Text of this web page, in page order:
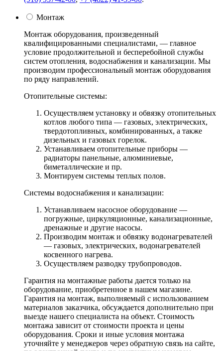
Монтаж
Монтаж оборудования, произведенный
квалифицированными специалистами, — главное
условие продолжительной и бесперебойной службы
систем отопления, водоснабжения и канализации. Мы
производим профессиональный монтаж оборудования
по ряду направлений.
Отопительные системы:
Осуществляем установку и обвязку отопительных
котлов любого типа — газовых, электрических,
твердотопливных, комбинированных, а также
дизельных и газовых горелок.
Устанавливаем отопительные приборы —
радиаторы панельные, алюминиевые,
биметаллические и пр.
Монтируем системы теплых полов.
Системы водоснабжения и канализации:
Устанавливаем насосное оборудование —
погружные, циркуляционные, канализационные,
дренажные и другие насосы.
Производим монтаж и обвязку водонагревателей
— газовых, электрических, водонагревателей
косвенного нагрева.
Осуществляем разводку трубопроводов.
Гарантия на монтажные работы дается только на
оборудование, приобретенное в нашем магазине.
Гарантия на монтаж, выполняемый с использованием
материалов заказчика, обсуждается дополнительно при
выезде нашего специалиста на объект. Стоимость
монтажа зависит от стоимости проекта и цены
оборудования. Сроки и иные условия монтажа
уточняйте у менеджеров через обратную связь на сайте,